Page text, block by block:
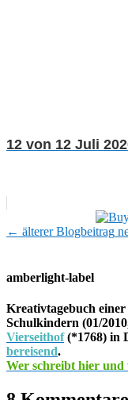
12 von 12 Juli
← älterer Blogbeitrag
amberlight-label
Kreativtagebuch
Schulkindern (01/
Vierseithof(*1768) in
bereisend.
Wer schreibt hier und